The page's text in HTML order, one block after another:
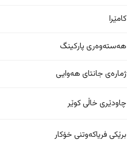
کامێرا
هەستەوەری پارکینگ
ژمارەی جانتای هەوایی
چاودێری خاڵی کوێر
برێکی فریاکەوتنی خۆکار